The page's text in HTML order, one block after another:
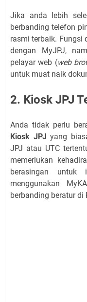
Jika anda lebih
berbanding telefon
rasmi terbaik. Fungsi
dengan MyJPJ,
pelayar web (web
untuk muat naik
2. Kiosk JPJ
Anda tidak perlu
Kiosk JPJ yang
JPJ atau UTC
memerlukan
berasingan
menggunakan
berbanding beratur